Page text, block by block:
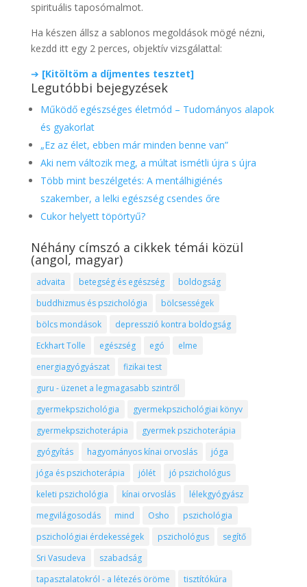
spirituális taposómalmot.
Ha készen állsz a sablonos megoldások mögé nézni,
kezdd itt egy 2 perces, objektív vizsgálattal:
➔ [Kitöltöm a díjmentes tesztet]
Legutóbbi bejegyzések
Működő egészséges életmód – Tudományos alapok
és gyakorlat
„Ez az élet, ebben már minden benne van”
Aki nem változik meg, a múltat ismétli újra s újra
Több mint beszélgetés: A mentálhigiénés
szakember, a lelki egészség csendes őre
Cukor helyett töpörtyű?
Néhány címszó a cikkek témái közül
(angol, magyar)
advaita betegség és egészség
boldogság
buddhizmus és pszichológia
bölcsességek
bölcs mondások
depresszió kontra boldogság
Eckhart Tolle
egészség egó
elme
energiagyógyászat
fizikai test
guru - üzenet a legmagasabb szintről
gyermekpszichológia
gyermekpszichológiai könyv
gyermekpszichoterápia
gyermek pszichoterápia
gyógyítás
hagyományos kínai orvoslás
jóga
jóga és pszichoterápia
jólét
jó pszichológus
keleti pszichológia
kínai orvoslás
lélekgyógyász
megvilágosodás
mind Osho
pszichológia
pszichológiai érdekességek
pszichológus
segítő
Sri Vasudeva
szabadság
tapasztalatokról - a létezés öröme
tisztítókúra